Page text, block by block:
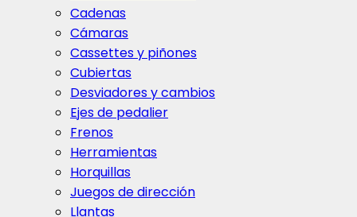
Cadenas
Cámaras
Cassettes y piñones
Cubiertas
Desviadores y cambios
Ejes de pedalier
Frenos
Herramientas
Horquillas
Juegos de dirección
Llantas